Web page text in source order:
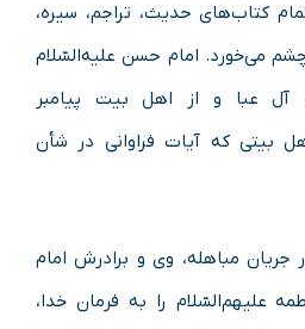
کتاب‌های حدیث، تراجم، سیره،
می‌خورد. امام حسن علیه‌السّلام
عبا و از اهل بیت پیامبر
بیتی که آیات فراوانی در شأن
جریان مباهله، وی و برادرش امام
علیهم‌السّلام را به فرمان خدا،